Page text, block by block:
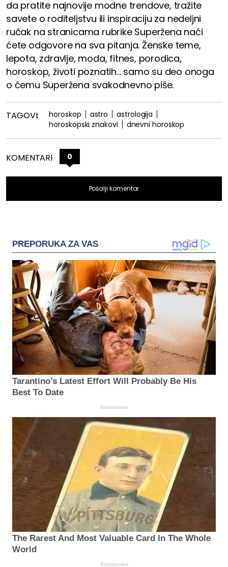
da pratite najnovije modne trendove, tražite
savete o roditeljstvu ili inspiraciju za nedeljni
ručak na stranicama rubrike Superžena naći
ćete odgovore na sva pitanja. Ženske teme,
lepota, zdravlje, moda, fitnes, porodica,
horoskop, životi poznatih... samo su deo onoga
o čemu Superžena svakodnevno piše.
TAGOVI: horoskop astro
astrologija
horoskopski znakovi
dnevni horoskop
KOMENTARI 0
Pošalji komentar
PREPORUKA ZA VAS
Tarantino’s Latest Effort Will Probably Be His
Best To Date
Brainberries
The Rarest And Most Valuable Card In The Whole
World
Brainberries